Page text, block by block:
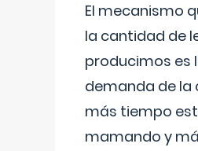
El mecanismo
la cantidad de
producimos es
demanda de la
más tiempo
mamando y